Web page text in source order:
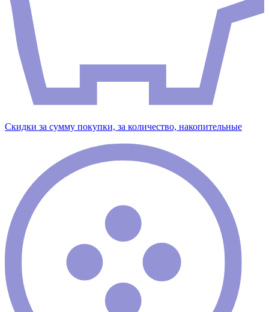
Скидки за сумму покупки, за количество, накопительные